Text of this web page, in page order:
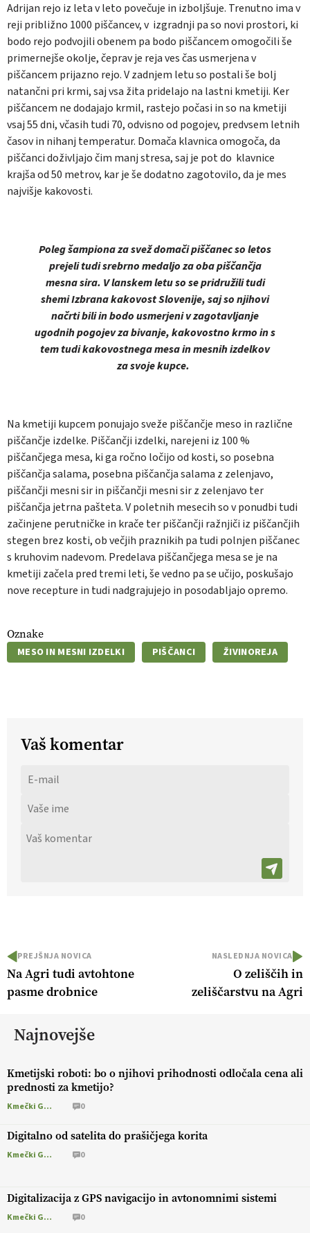
Adrijan rejo iz leta v leto povečuje in izboljšuje. Trenutno ima v
reji približno 1000 piščancev, v izgradnji pa so novi prostori, ki
bodo rejo podvojili obenem pa bodo piščancem omogočili še
primernejše okolje, čeprav je reja ves čas usmerjena v
piščancem prijazno rejo. V zadnjem letu so postali še bolj
natančni pri krmi, saj vsa žita pridelajo na lastni kmetiji. Ker
piščancem ne dodajajo krmil, rastejo počasi in so na kmetiji
vsaj 55 dni, včasih tudi 70, odvisno od pogojev, predvsem letnih
časov in nihanj temperatur. Domača klavnica omogoča, da
piščanci doživljajo čim manj stresa, saj je pot do klavnice
krajša od 50 metrov, kar je še dodatno zagotovilo, da je mes
najvišje kakovosti.
Poleg šampiona za svež domači piščanec so letos
prejeli tudi srebrno medaljo za oba piščančja
mesna sira. V lanskem letu so se pridružili tudi
shemi Izbrana kakovost Slovenije, saj so njihovi
načrti bili in bodo usmerjeni v zagotavljanje
ugodnih pogojev za bivanje, kakovostno krmo in s
tem tudi kakovostnega mesa in mesnih izdelkov
za svoje kupce.
Na kmetiji kupcem ponujajo sveže piščančje meso in različne
piščančje izdelke. Piščančji izdelki, narejeni iz 100 %
piščančjega mesa, ki ga ročno ločijo od kosti, so posebna
piščančja salama, posebna piščančja salama z zelenjavo,
piščančji mesni sir in piščančji mesni sir z zelenjavo ter
piščančja jetrna pašteta. V poletnih mesecih so v ponudbi tudi
začinjene perutničke in krače ter piščančji ražnjiči iz piščančjih
stegen brez kosti, ob večjih praznikih pa tudi polnjen piščanec
s kruhovim nadevom. Predelava piščančjega mesa se je na
kmetiji začela pred tremi leti, še vedno pa se učijo, poskušajo
nove recepture in tudi nadgrajujejo in posodabljajo opremo.
Oznake
MESO IN MESNI IZDELKI PIŠČANCI ŽIVINOREJA
Vaš komentar
PREJŠNJA NOVICA
Na Agri tudi avtohtone
pasme drobnice
NASLEDNJA NOVICA
O zeliščih in
zeliščarstvu na Agri
Najnovejše
Kmetijski roboti: bo o njihovi prihodnosti odločala cena ali
prednosti za kmetijo?
Kmečki Glas 0
Digitalno od satelita do prašičjega korita
Kmečki Glas 0
Digitalizacija z GPS navigacijo in avtonomnimi sistemi
Kmečki Glas 0